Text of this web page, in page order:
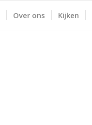
Over ons Kijken